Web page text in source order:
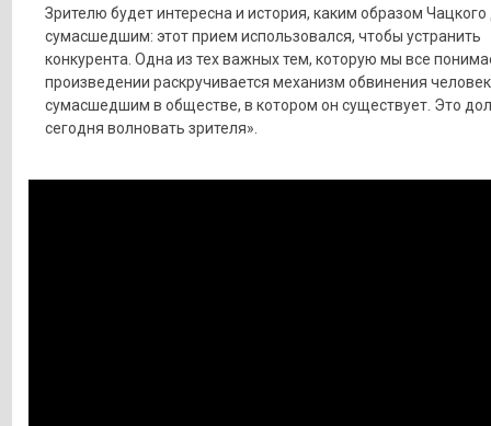
Зрителю будет интересна и история, каким образом
сумасшедшим: этот прием использовался, чтобы устранить
конкурента. Одна из тех важных тем, которую мы все
произведении раскручивается механизм обвинения
сумасшедшим в обществе, в котором он существует. Это
сегодня волновать зрителя».